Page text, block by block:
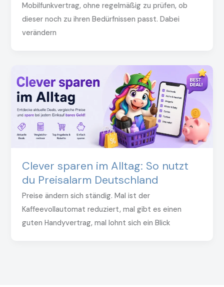
Mobilfunkvertrag, ohne regelmäßig zu prüfen, ob
dieser noch zu ihren Bedürfnissen passt. Dabei
verändern
Clever sparen im Alltag: So nutzt
du Preisalarm Deutschland
Preise ändern sich ständig. Mal ist der
Kaffeevollautomat reduziert, mal gibt es einen
guten Handyvertrag, mal lohnt sich ein Blick